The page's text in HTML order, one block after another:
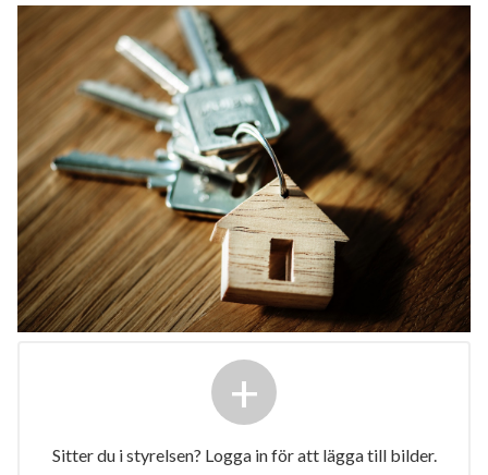
+
Sitter du i styrelsen? Logga in för att lägga till bilder.